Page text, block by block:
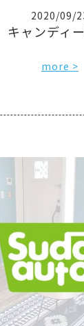
2020/09/
キャンディ
more >